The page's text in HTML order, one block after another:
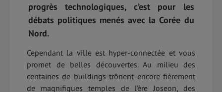
progrès technologiques, c’est pour les
débats politiques menés avec la Corée du
Nord.
Cependant la ville est hyper-connectée et vous
promet de belles découvertes. Au milieu des
centaines de buildings trônent encore fièrement
de magnifiques temples de l’ère Joseon, des